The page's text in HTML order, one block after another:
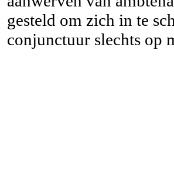
gesteld om zich in te
conjunctuur slechts op